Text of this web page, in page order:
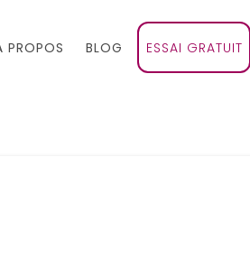
PROPOS BLOG ESSAI GRATUIT